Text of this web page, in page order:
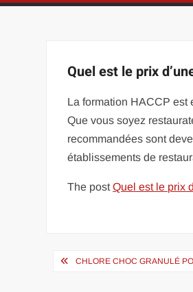
Quel est le prix
La formation HACCP est
Que vous soyez
recommandées sont
établissements de
The postQuel est le prix
Navigation
CHLORE CHOC GRANULÉ